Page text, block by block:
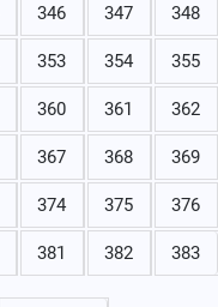
346 347 348
353 354 355
360 361 362
367 368 369
374 375 376
381 382 383